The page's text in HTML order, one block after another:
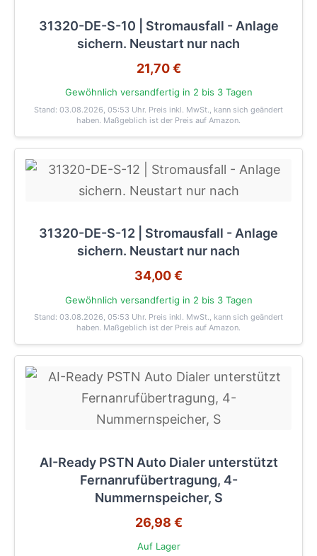
31320-DE-S-10 | Stromausfall - Anlage
sichern. Neustart nur nach
21,70 €
Gewöhnlich versandfertig in 2 bis 3 Tagen
Stand: 03.08.2026, 05:53 Uhr. Preis inkl. MwSt., kann sich geändert
haben. Maßgeblich ist der Preis auf Amazon.
31320-DE-S-12 | Stromausfall - Anlage
sichern. Neustart nur nach
34,00 €
Gewöhnlich versandfertig in 2 bis 3 Tagen
Stand: 03.08.2026, 05:53 Uhr. Preis inkl. MwSt., kann sich geändert
haben. Maßgeblich ist der Preis auf Amazon.
AI-Ready PSTN Auto Dialer unterstützt
Fernanrufübertragung, 4-
Nummernspeicher, S
26,98 €
Auf Lager